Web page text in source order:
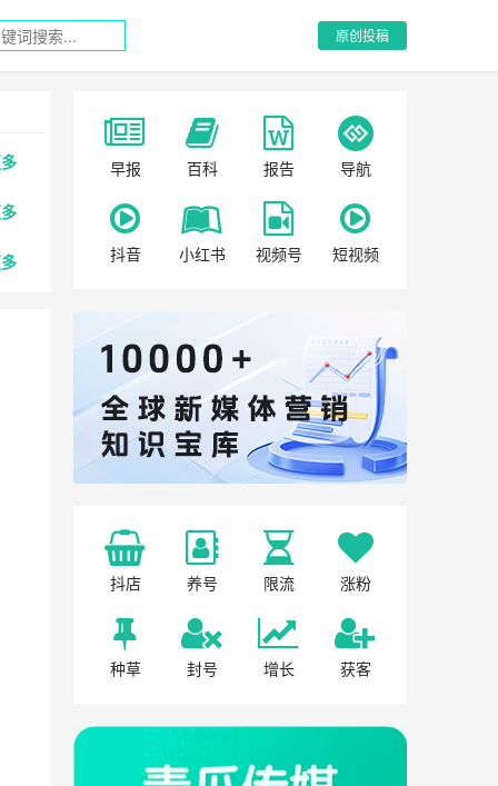
原创投稿
早报 百科 报告 导航
抖音 小红书 视频号 短视频
抖店 养号 限流 涨粉
种草 封号 增长 获客